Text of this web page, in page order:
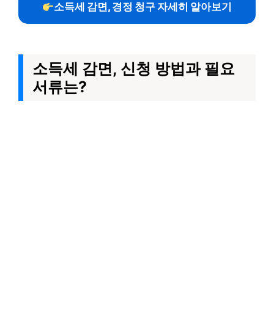
소득세 감면, 경정 청구 자세히 알아보기
소득세 감면, 신청 방법과 필요
서류는?